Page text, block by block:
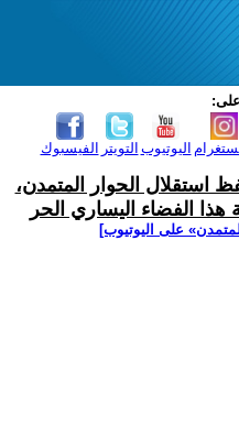
على:
الفيسبوك التويتر اليوتيوب
استقلال الحوار المتمدن،
الفضاء اليساري الحر
على اليوتيوب]